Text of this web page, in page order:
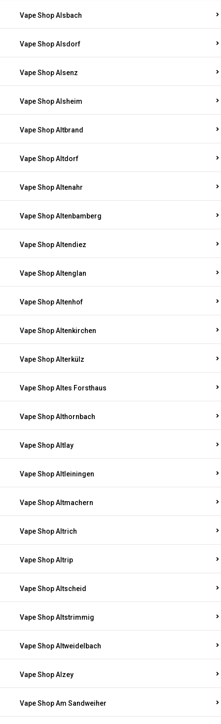
Vape Shop Alsbach
Vape Shop Alsdorf
Vape Shop Alsenz
Vape Shop Alsheim
Vape Shop Altbrand
Vape Shop Altdorf
Vape Shop Altenahr
Vape Shop Altenbamberg
Vape Shop Altendiez
Vape Shop Altenglan
Vape Shop Altenhof
Vape Shop Altenkirchen
Vape Shop Alterkülz
Vape Shop Altes Forsthaus
Vape Shop Althornbach
Vape Shop Altlay
Vape Shop Altleiningen
Vape Shop Altmachern
Vape Shop Altrich
Vape Shop Altrip
Vape Shop Altscheid
Vape Shop Altstrimmig
Vape Shop Altweidelbach
Vape Shop Alzey
Vape Shop Am Sandweiher